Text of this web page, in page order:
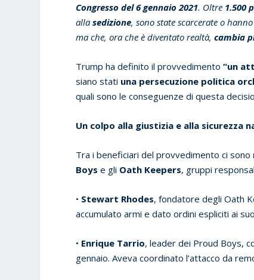
Congresso del 6 gennaio 2021. Oltre 1.500
allasedizione, sono state scarcerate o
ma che, ora che è diventato realtà,cambia
Trump ha definito il provvedimento“un
siano stati una persecuzione politica
quali sono le conseguenze di questa
Un colpo alla giustizia e alla sicurezza
Tra i beneficiari del provvedimento ci sono
Boys e gli Oath Keepers, gruppi
• Stewart Rhodes, fondatore degli Oath
accumulato armi e dato ordini espliciti ai
• Enrique Tarrio, leader dei Proud Boys,
gennaio. Aveva coordinato l’attacco da